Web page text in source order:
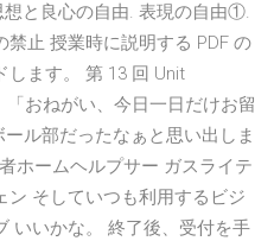
想と良心の自由. 表現の自由①.
止 授業時に説明する PDF の
します。 第 13 回 Unit
「おねがい、今日一日だけお留
ル部だったなぁと思い出しま
ホームヘルプサー ガスライテ
そしていつも利用するビジ
いいかな。 終了後、受付を手